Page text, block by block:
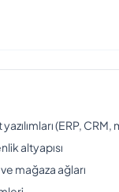
(ERP,
altyapısı
mağaza ağları